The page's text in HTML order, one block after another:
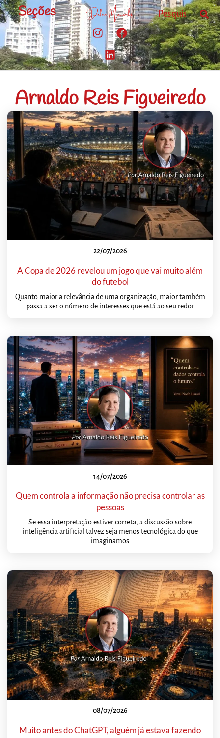
Seções
Arnaldo Reis Figueiredo
22/07/2026
A Copa de 2026 revelou um jogo que vai muito além
do futebol
Quanto maior a relevância de uma organização, maior também
passa a ser o número de interesses que está ao seu redor
14/07/2026
Quem controla a informação não precisa controlar as
pessoas
Se essa interpretação estiver correta, a discussão sobre
inteligência artificial talvez seja menos tecnológica do que
imaginamos
08/07/2026
Muito antes do ChatGPT, alguém já estava fazendo